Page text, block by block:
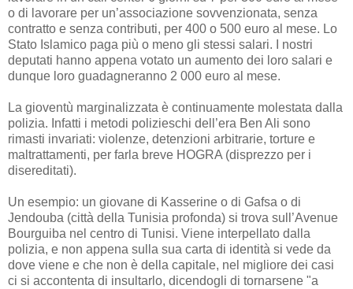
o di lavorare per un’associazione sovvenzionata, senza
contratto e senza contributi, per 400 o 500 euro al mese. Lo
Stato Islamico paga più o meno gli stessi salari. I nostri
deputati hanno appena votato un aumento dei loro salari e
dunque loro guadagneranno 2 000 euro al mese.
La gioventù marginalizzata è continuamente molestata dalla
polizia. Infatti i metodi polizieschi dell’era Ben Ali sono
rimasti invariati: violenze, detenzioni arbitrarie, torture e
maltrattamenti, per farla breve HOGRA (disprezzo per i
disereditati).
Un esempio: un giovane di Kasserine o di Gafsa o di
Jendouba (città della Tunisia profonda) si trova sull’Avenue
Bourguiba nel centro di Tunisi. Viene interpellato dalla
polizia, e non appena sulla sua carta di identità si vede da
dove viene e che non è della capitale, nel migliore dei casi
ci si accontenta di insultarlo, dicendogli di tornarsene "a